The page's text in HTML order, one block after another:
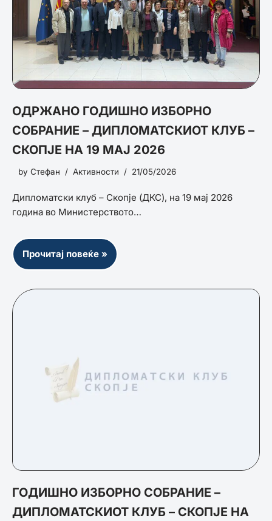
ОДРЖАНО ГОДИШНО ИЗБОРНО
СОБРАНИЕ – ДИПЛОМАТСКИОТ КЛУБ –
СКОПЈЕ НА 19 МАЈ 2026
by Стефан Активности 21/05/2026
Дипломатски клуб – Скопје (ДКС), на 19 мај 2026
година во Министерството…
Прочитај повеќе »
ГОДИШНО ИЗБОРНО СОБРАНИЕ –
ДИПЛОМАТСКИОТ КЛУБ – СКОПЈЕ НА